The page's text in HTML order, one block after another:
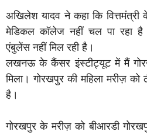
अखिलेश यादव ने कहा कि
मेडिकल कॉलेज नहीं चल पा रहा है
एंबुलेंस नहीं मिल रही है।
लखनऊ के कैंसर इंस्टीट्यूट में मैं
मिला। गोरखपुर की महिला मरीज़ को
है।
गोरखपुर के मरीज़ को बीआरडी